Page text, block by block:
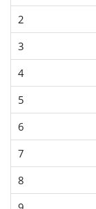
2
3
4
5
6
7
8